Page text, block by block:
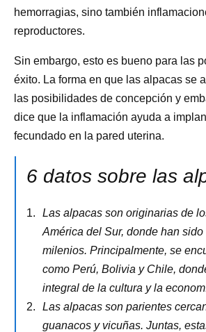
hemorragias, sino también
reproductores.
Sin embargo, esto es bueno para las
éxito. La forma en que las alpacas se
las posibilidades de concepción y
dice que la inflamación ayuda a
fecundado en la pared uterina.
6 datos sobre las
Las alpacas son originarias de
América del Sur, donde han
milenios. Principalmente, se
como Perú, Bolivia y Chile,
integral de la cultura y la
Las alpacas son parientes
guanacos y vicuñas. Juntas,